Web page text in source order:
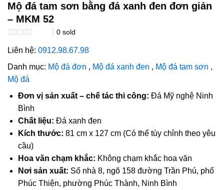
Mộ đá tam sơn bằng đá xanh đen đơn giản
– MKM 52
0.0
of
5
0sold
Liên hệ: 0912.98.67.98
Danh mục: Mộ đá đơn , Mộ đá xanh đen , Mộ đá tam sơn ,
Mộ đá
Đơn vị sản xuất – chế tác thi công: Đá Mỹ nghệ Ninh
Bình
Chất liệu: Đá xanh đen
Kích thước: 81 cm x 127 cm (Có thể tùy chỉnh theo yêu
cầu)
Hoa văn chạm khắc: Không chạm khắc hoa văn
Nơi sản xuất: Số nhà 8, ngõ 158 đường Trần Phú, phố
Phúc Thiện, phường Phúc Thành, Ninh Bình